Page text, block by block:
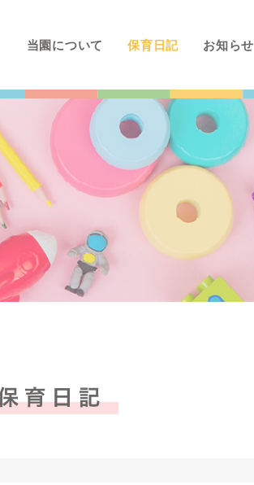
当園について 保育日記 お知らせ